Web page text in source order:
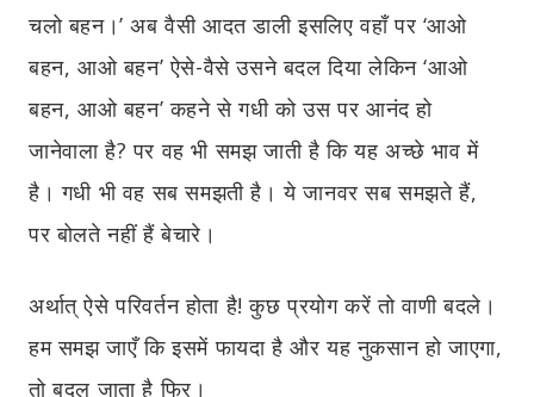
चलो बहन।’ अब वैसी आदत डाली इसलिए वहाँ पर ‘आओ
बहन, आओ बहन’ ऐसे-वैसे उसने बदल दिया लेकिन ‘आओ
बहन, आओ बहन’ कहने से गधी को उस पर आनंद हो
जानेवाला है? पर वह भी समझ जाती है कि यह अच्छे भाव में
है। गधी भी वह सब समझती है। ये जानवर सब समझते हैं,
पर बोलते नहीं हैं बेचारे।
अर्थात् ऐसे परिवर्तन होता है! कुछ प्रयोग करें तो वाणी बदले।
हम समझ जाएँ कि इसमें फायदा है और यह नुकसान हो जाएगा,
तो बदल जाता है फिर।